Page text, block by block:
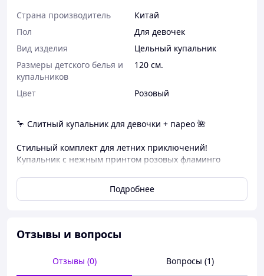
Страна производитель
Китай
Пол
Для девочек
Вид изделия
Цельный купальник
Размеры детского белья и
купальников
120 см.
Цвет Розовый
🦩 Слитный купальник для девочки + парео 🌺
Стильный комплект для летних приключений!
Купальник с нежным принтом розовых фламинго
завершением пляжного образа. Удобный, эластичный
и комфортный для отдыха у моря или бассейна. ☀️
📐 Замеры:
• Длина - 50 см
Подробнее
Отзывы и вопросы
Отзывы (0) Вопросы (1)